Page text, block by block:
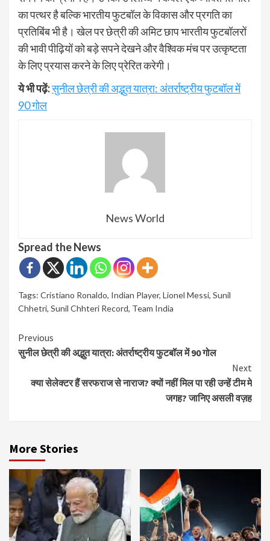
का पत्थर है बल्कि भारतीय फुटबॉल के विकास और प्रगति का
प्रतिबिंब भी है। खेल पर छेत्री की अमिट छाप भारतीय फुटबॉलरों
की भावी पीढ़ियों को बड़े सपने देखने और वैश्विक मंच पर उत्कृष्टता
के लिए प्रयास करने के लिए प्रेरित करेगी।
ये भी पढ़ें:सुनील छेत्री की अद्भुत यात्रा: अंतर्राष्ट्रीय फुटबॉल में
90 गोल
News World
Spread the News
Tags: Cristiano Ronaldo, Indian Player, Lionel Messi, Sunil
Chhetri, Sunil Chhteri Record, Team India
Continue
Reading
Previous
सुनील छेत्री की अद्भुत यात्रा: अंतर्राष्ट्रीय फुटबॉल में 90 गोल
Next
क्या सेलेक्टर हैं सरफराज से नाराज? क्यों नहीं मिल पा रही उन्हें टीम मे
जगह? जानिए असली वज़ह
More Stories